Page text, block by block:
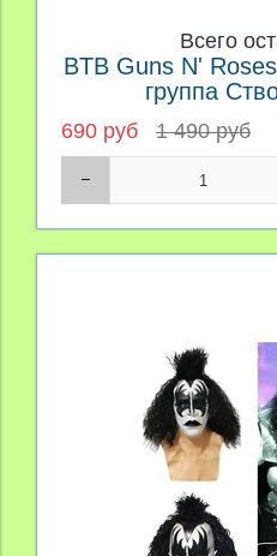
Всего
BTB Guns N'
группа
690 руб 1 490 руб